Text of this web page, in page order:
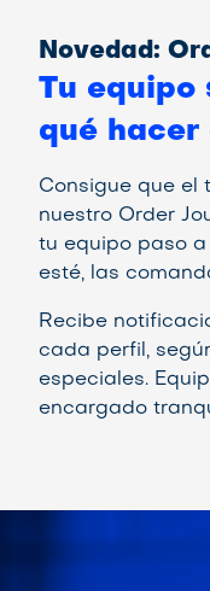
Novedad:
Tu equipo
qué hacer
Consigue que el
nuestro Order
tu equipo paso
esté, las
Recibe
cada perfil,
especiales.
encargado